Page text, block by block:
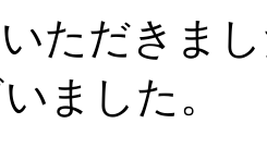
ただきま
ました。